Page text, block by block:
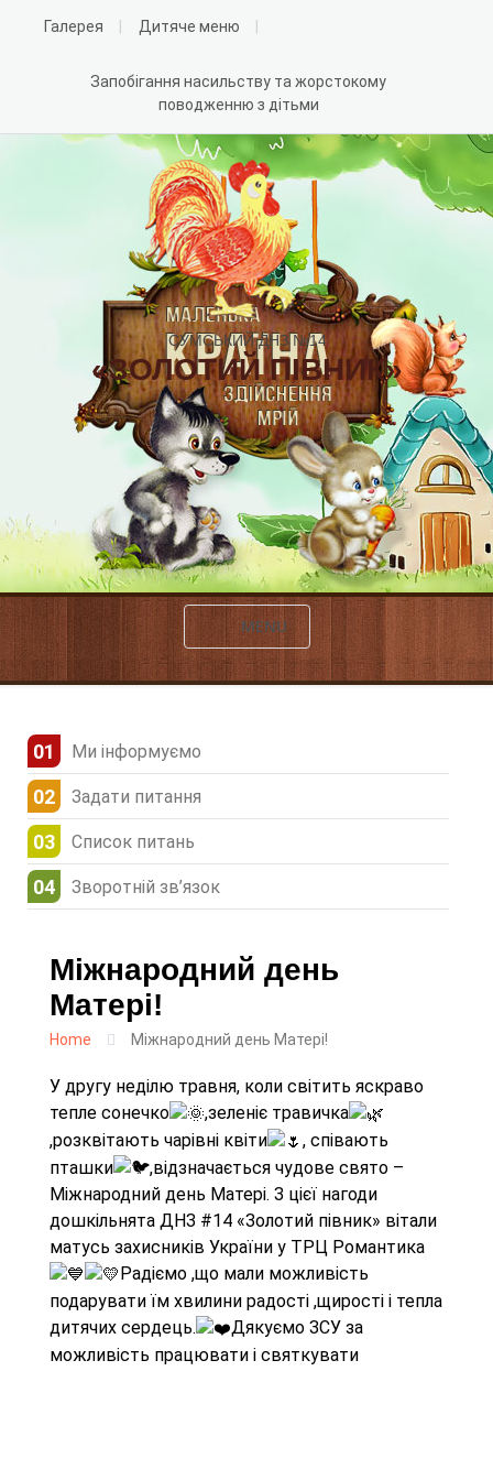
Галерея Дитяче меню
Запобігання насильству та жорстокому
поводженню з дітьми
СУМСЬКИЙ ДНЗ №14
«ЗОЛОТИЙ ПІВНИК»
MENU
Ми інформуємо
Задати питання
Список питань
Зворотній зв’язок
Міжнародний день
Матері!
Home Міжнародний день Матері!
У другу неділю травня, коли світить яскраво
тепле сонечко
,зеленіє травичка
,розквітають чарівні квіти
, співають
пташки
,відзначається чудове свято –
Міжнародний день Матері. З цієї нагоди
дошкільнята ДНЗ #14 «Золотий півник» вітали
матусь захисників України у ТРЦ Романтика
Радіємо ,що мали можливість
подарувати їм хвилини радості ,щирості і тепла
дитячих сердець.
Дякуємо ЗСУ за
можливість працювати і святкувати